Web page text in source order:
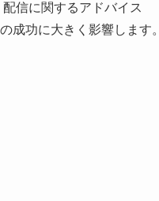
信に関するアドバイス
成功に大きく影響します。